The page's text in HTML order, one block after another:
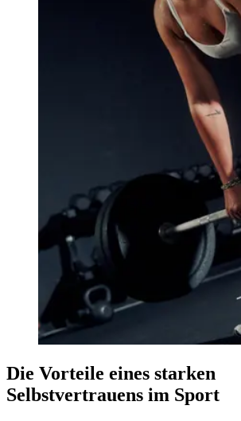
Die Vorteile eines starken
Selbstvertrauens im Sport